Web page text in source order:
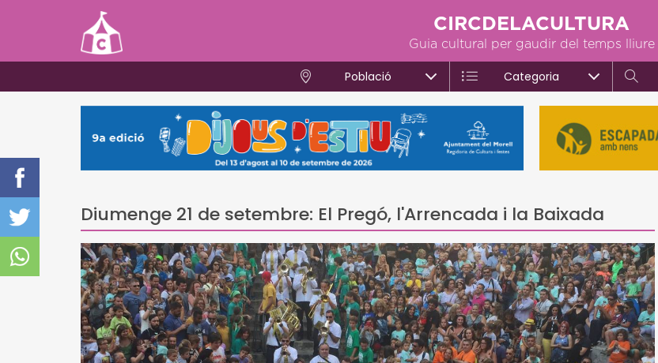
CIRCDELACULTURA
Guia cultural per gaudir del temps lliure
Població Categoria
Diumenge 21 de setembre: El Pregó, l'Arrencada i la Baixada